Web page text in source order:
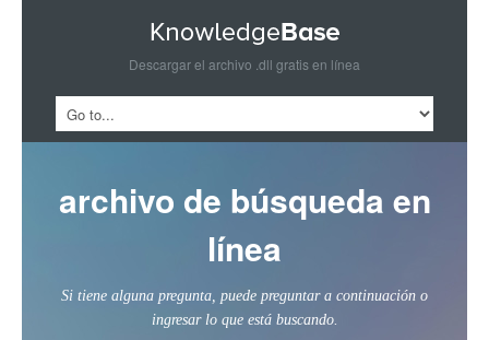
Descargar el archivo .dll gratis en línea
archivo de búsqueda en
línea
Si tiene alguna pregunta, puede preguntar a continuación o
ingresar lo que está buscando.